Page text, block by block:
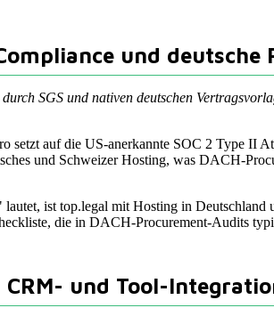
und deutsche
SGS und nativen deutschen
setzt auf die US-anerkannte SOC 2 Type II
und Schweizer Hosting, was DACH-
ist top.legal mit Hosting in
die in DACH-Procurement-Audits
und Tool-